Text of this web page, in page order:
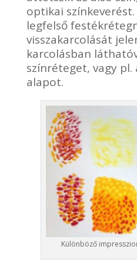
optikai
legfelső
visszakarcolását
karcolásban
színréteget, vagy
alapot.
Különböző